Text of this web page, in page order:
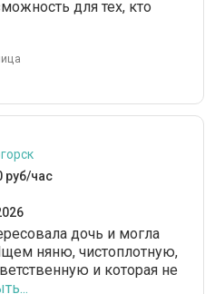
для тех, кто
руб/час
дочь и могла
няню, чистоплотную,
и которая не